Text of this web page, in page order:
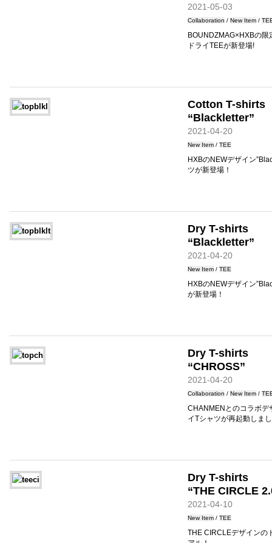
2021-05-03
Collaboration / New Item /
BOUNDZMAG×HXBの
ドライTEEが新登場!
Cotton T-shirts
“Blackletter”
2021-04-20
New Item / TEE
HXBのNEWデザイン
ツが新登場！
Dry T-shirts
“Blackletter”
2021-04-20
New Item / TEE
HXBのNEWデザイン
が新登場！
Dry T-shirts
“CHROSS”
2021-04-20
Collaboration / New Item /
CHANMENとのコラボデ
イTシャツが再起動しま
Dry T-shirts
“THE CIRCLE
2021-04-10
New Item / TEE
THE CIRCLEデザインの